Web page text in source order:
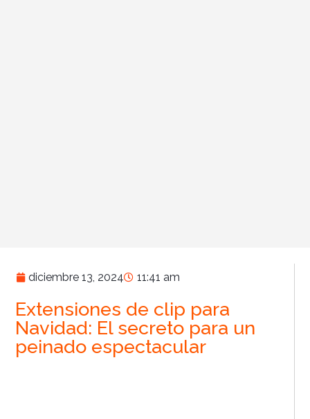
diciembre 13, 2024 11:41 am
Extensiones de clip para
Navidad: El secreto para un
peinado espectacular